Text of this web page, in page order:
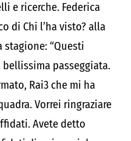
e ricerche. Federica
di Chi l’ha visto? alla
“Questi
passeggiata.
Rai3 che mi ha
Vorrei ringraziare
Avete detto